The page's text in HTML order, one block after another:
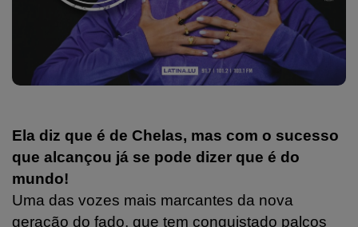
Ela diz que é de Chelas, mas com o sucesso
que alcançou já se pode dizer que é do
mundo!
Uma das vozes mais marcantes da nova
geração do fado, que tem conquistado palcos